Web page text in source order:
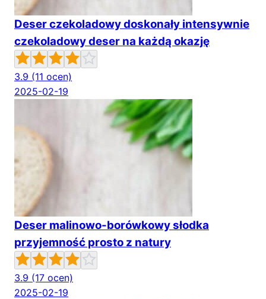
Deser czekoladowy doskonały intensywnie
czekoladowy deser na każdą okazję
3.9 (11 ocen)
2025-02-19
Deser malinowo-borówkowy słodka
przyjemność prosto z natury
3.9 (17 ocen)
2025-02-19